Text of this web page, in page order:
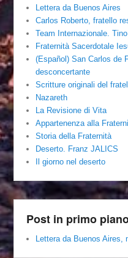
Lettera da Buenos Aires
Carlos Roberto, fratello
Team Internazionale.
Fraternità Sacerdotale
(Español) San Carlos de
desconcertante
Scritture originali del
Nazareth
La Revisione di Vita
Appartenenza alla
Storia della Fraternità
Deserto. Franz JALICS
Il giorno nel deserto
Post in primo
Lettera da Buenos Aires,